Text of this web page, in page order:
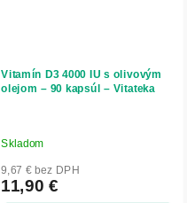
Vitamín D3 4000 IU s olivovým
olejom – 90 kapsúl – Vitateka
Skladom
9,67 € bez DPH
11,90 €